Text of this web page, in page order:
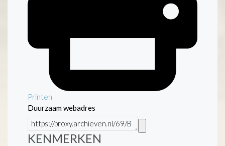
Printen
Duurzaam webadres
KENMERKEN